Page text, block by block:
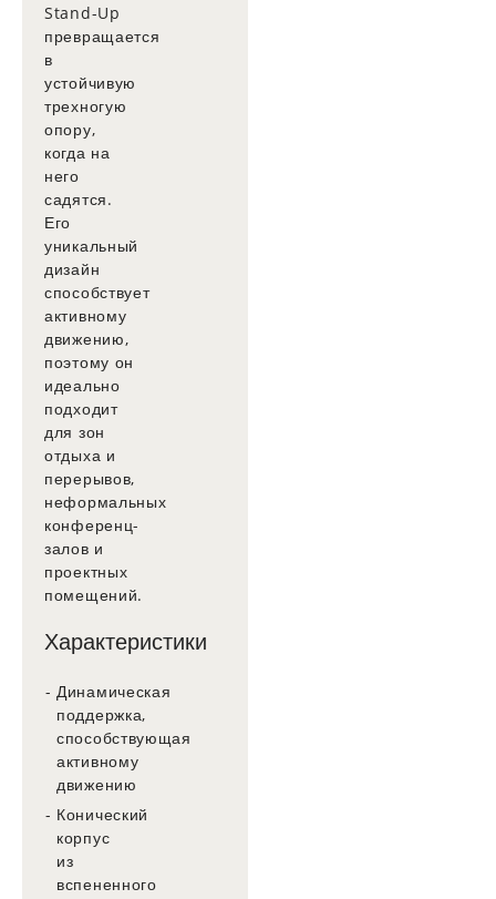
Stand-Up
превращается
в
устойчивую
трехногую
опору,
когда на
него
садятся.
Его
уникальный
дизайн
способствует
активному
движению,
поэтому он
идеально
подходит
для зон
отдыха и
перерывов,
неформальных
конференц-
залов и
проектных
помещений.
Характеристики
Динамическая
поддержка,
способствующая
активному
движению
Конический
корпус
из
вспененного